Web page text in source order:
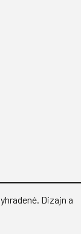
Dizajn a